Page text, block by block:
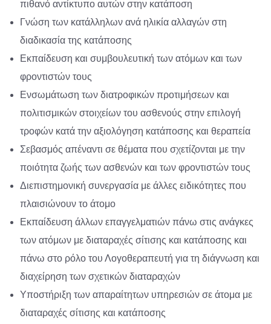
πιθανό αντίκτυπο αυτών στην κατάποση
Γνώση των κατάλληλων ανά ηλικία αλλαγών στη
διαδικασία της κατάποσης
Εκπαίδευση και συμβουλευτική των ατόμων και των
φροντιστών τους
Ενσωμάτωση των διατροφικών προτιμήσεων και
πολιτισμικών στοιχείων του ασθενούς στην επιλογή
τροφών κατά την αξιολόγηση κατάποσης και θεραπεία
Σεβασμός απέναντι σε θέματα που σχετίζονται με την
ποιότητα ζωής των ασθενών και των φροντιστών τους
Διεπιστημονική συνεργασία με άλλες ειδικότητες που
πλαισιώνουν το άτομο
Εκπαίδευση άλλων επαγγελματιών πάνω στις ανάγκες
των ατόμων με διαταραχές σίτισης και κατάποσης και
πάνω στο ρόλο του Λογοθεραπευτή για τη διάγνωση και
διαχείρηση των σχετικών διαταραχών
Υποστήριξη των απαραίτητων υπηρεσιών σε άτομα με
διαταραχές σίτισης και κατάποσης